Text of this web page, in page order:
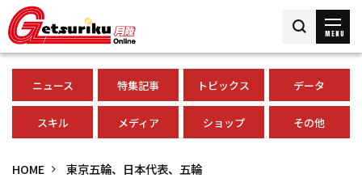
MENU
ニュース 特集記事 トピックス データ
スキル メディア ショップ その他
HOME 東京五輪、日本代表、五輪